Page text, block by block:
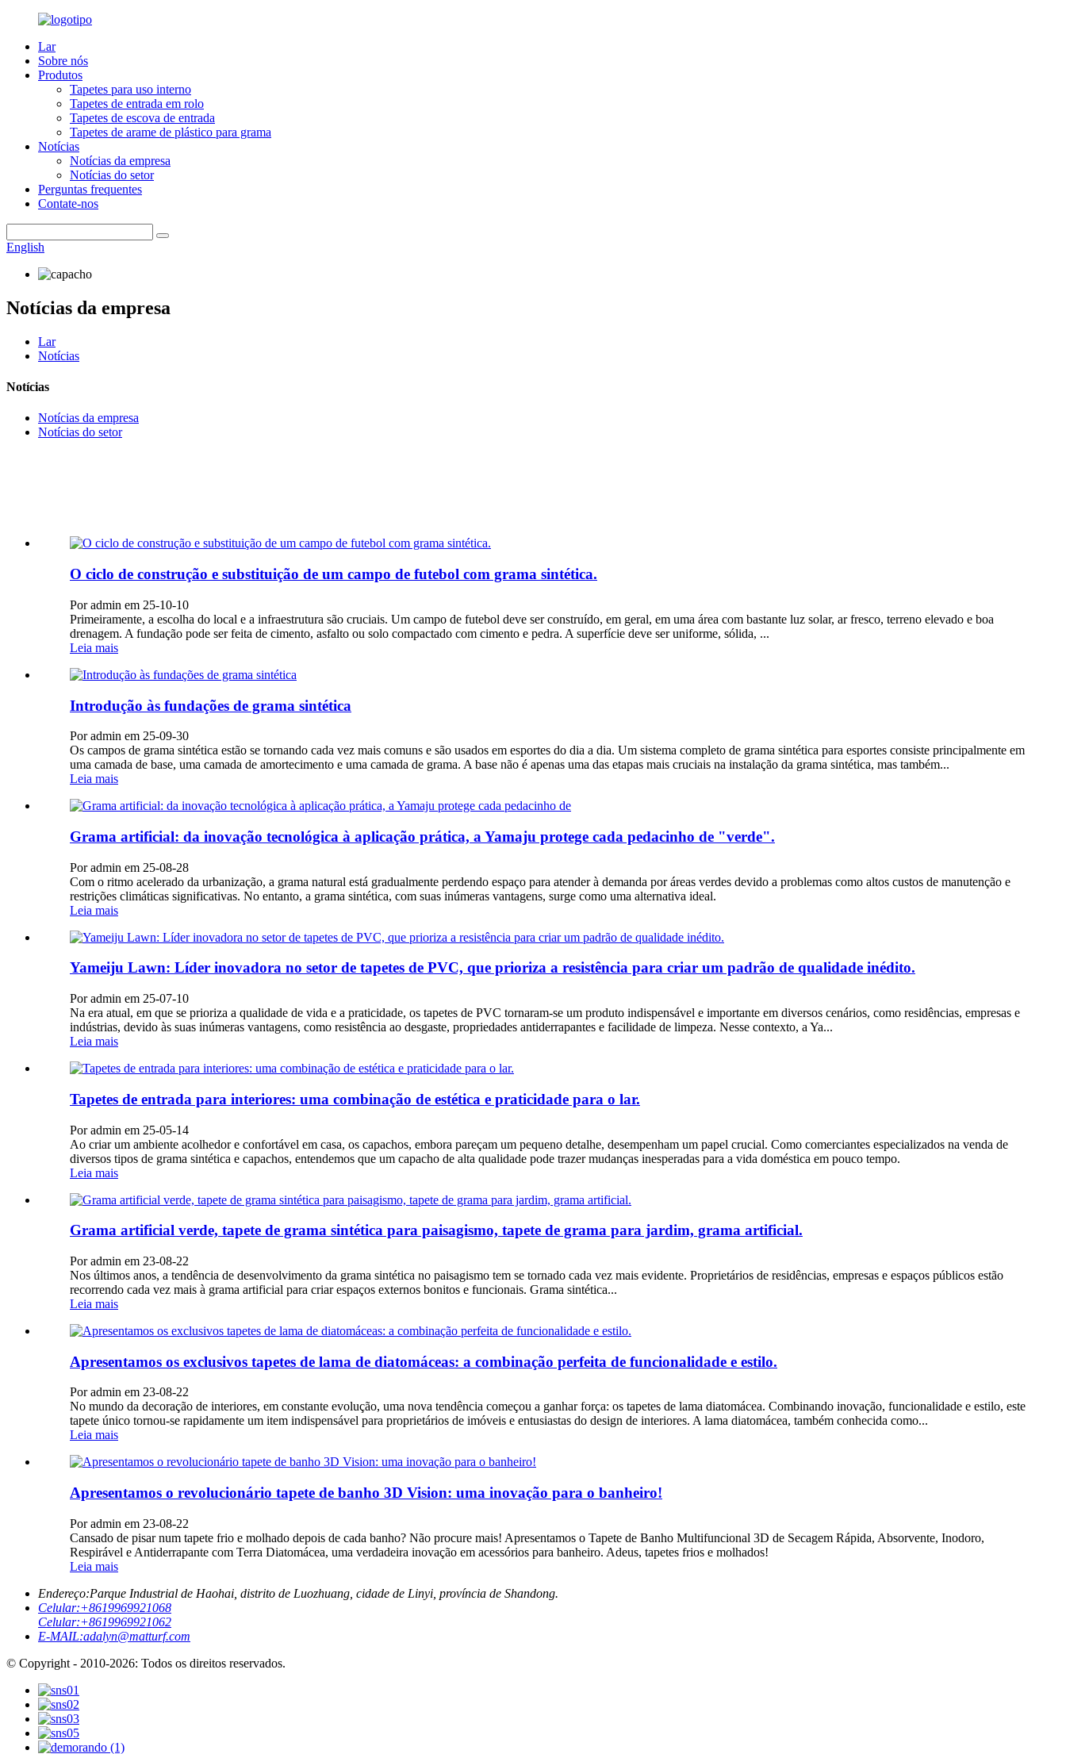
Lar
Sobre nós
Produtos
Tapetes para uso interno
Tapetes de entrada em rolo
Tapetes de escova de entrada
Tapetes de arame de plástico para grama
Notícias
Notícias da empresa
Notícias do setor
Perguntas frequentes
Contate-nos
English
Notícias da empresa
Lar
Notícias
Notícias
Notícias da empresa
Notícias do setor
O ciclo de construção e substituição de um campo de futebol com grama sintética.
Por admin em 25-10-10
Primeiramente, a escolha do local e a infraestrutura são cruciais. Um campo de futebol deve ser construído, em geral, em uma área com bastante luz solar, ar fresco, terreno elevado e boa
drenagem. A fundação pode ser feita de cimento, asfalto ou solo compactado com cimento e pedra. A superfície deve ser uniforme, sólida, ...
Leia mais
Introdução às fundações de grama sintética
Por admin em 25-09-30
Os campos de grama sintética estão se tornando cada vez mais comuns e são usados ​​em esportes do dia a dia. Um sistema completo de grama sintética para esportes consiste principalmente em
uma camada de base, uma camada de amortecimento e uma camada de grama. A base não é apenas uma das etapas mais cruciais na instalação da grama sintética, mas também...
Leia mais
Grama artificial: da inovação tecnológica à aplicação prática, a Yamaju protege cada pedacinho de "verde".
Por admin em 25-08-28
Com o ritmo acelerado da urbanização, a grama natural está gradualmente perdendo espaço para atender à demanda por áreas verdes devido a problemas como altos custos de manutenção e
restrições climáticas significativas. No entanto, a grama sintética, com suas inúmeras vantagens, surge como uma alternativa ideal.
Leia mais
Yameiju Lawn: Líder inovadora no setor de tapetes de PVC, que prioriza a resistência para criar um padrão de qualidade inédito.
Por admin em 25-07-10
Na era atual, em que se prioriza a qualidade de vida e a praticidade, os tapetes de PVC tornaram-se um produto indispensável e importante em diversos cenários, como residências, empresas e
indústrias, devido às suas inúmeras vantagens, como resistência ao desgaste, propriedades antiderrapantes e facilidade de limpeza. Nesse contexto, a Ya...
Leia mais
Tapetes de entrada para interiores: uma combinação de estética e praticidade para o lar.
Por admin em 25-05-14
Ao criar um ambiente acolhedor e confortável em casa, os capachos, embora pareçam um pequeno detalhe, desempenham um papel crucial. Como comerciantes especializados na venda de
diversos tipos de grama sintética e capachos, entendemos que um capacho de alta qualidade pode trazer mudanças inesperadas para a vida doméstica em pouco tempo.
Leia mais
Grama artificial verde, tapete de grama sintética para paisagismo, tapete de grama para jardim, grama artificial.
Por admin em 23-08-22
Nos últimos anos, a tendência de desenvolvimento da grama sintética no paisagismo tem se tornado cada vez mais evidente. Proprietários de residências, empresas e espaços públicos estão
recorrendo cada vez mais à grama artificial para criar espaços externos bonitos e funcionais. Grama sintética...
Leia mais
Apresentamos os exclusivos tapetes de lama de diatomáceas: a combinação perfeita de funcionalidade e estilo.
Por admin em 23-08-22
No mundo da decoração de interiores, em constante evolução, uma nova tendência começou a ganhar força: os tapetes de lama diatomácea. Combinando inovação, funcionalidade e estilo, este
tapete único tornou-se rapidamente um item indispensável para proprietários de imóveis e entusiastas do design de interiores. A lama diatomácea, também conhecida como...
Leia mais
Apresentamos o revolucionário tapete de banho 3D Vision: uma inovação para o banheiro!
Por admin em 23-08-22
Cansado de pisar num tapete frio e molhado depois de cada banho? Não procure mais! Apresentamos o Tapete de Banho Multifuncional 3D de Secagem Rápida, Absorvente, Inodoro,
Respirável e Antiderrapante com Terra Diatomácea, uma verdadeira inovação em acessórios para banheiro. Adeus, tapetes frios e molhados!
Leia mais
Endereço:Parque Industrial de Haohai, distrito de Luozhuang, cidade de Linyi, província de Shandong.
Celular:+8619969921068
Celular:+8619969921062
E-MAIL:adalyn@matturf.com
© Copyright - 2010-2026: Todos os direitos reservados.